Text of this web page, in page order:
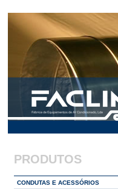
PRODUTOS
CONDUTAS E ACESSÓRIOS